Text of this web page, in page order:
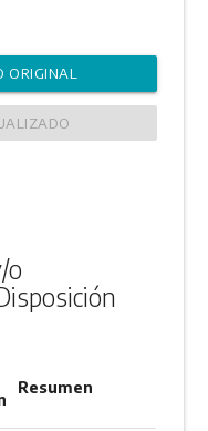
ORIGINAL
o
Resumen